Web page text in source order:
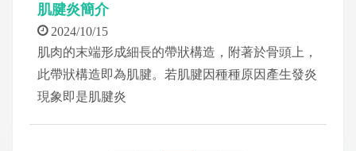
肌腱炎簡介
2024/10/15
肌肉的末端形成細長的帶狀構造，附著於骨頭上，
此帶狀構造即為肌腱。若肌腱因種種原因產生發炎
現象即是肌腱炎